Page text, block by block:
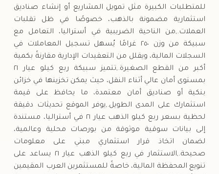
للمتطلبات الكبيرة مثل تمويل المشاريع أو إنشاء صناديق
استثمارية مضمونة بالذهب، خصوصًا في ظل تقلبات
العملات.,من الناحية الضريبية في أستراليا، التعامل مع
سبيكة من وزن ٢٥٠ غرامًا يُسهل تسجيل المعاملات في
السجلات المالية، ويقلل من التعقيدات الإدارية مقارنةً بكمية
أكبر من القطع الصغيرة.,تتميز سبيكة ربع كيلو عيار ٢١
بمستوى أمان عالي أثناء النقل، حيث يمكن تخزينها في خزائن
بنكية أو صناديق أمان معتمدة، ما يحافظ على قيمة
استثمارك على المدى الطويل.,يوفر الموقع تحديثات دقيقة
لحظية بسعر ربع كيلو الذهب عيار ٢١ في أستراليا، مستندة
إلى بيانات سوقية موثوقة من بورصات محلية وعالمية،
لضمان اتخاذ قرار استثماري مبني على معلومات
صحيحة.,الاستثمار في ربع كيلو الذهب عيار ٢١ يساعد على
تنويع المحفظة المالية، خاصةً للمستثمرين العرب المقيمين